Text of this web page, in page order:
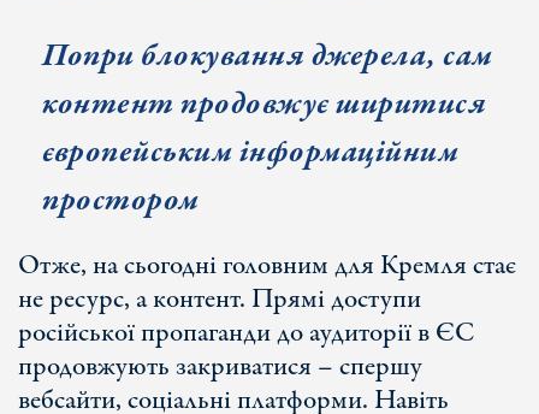
Попри блокування джерела, сам
контент продовжує ширитися
європейським інформаційним
простором
Отже, на сьогодні головним для Кремля стає
не ресурс, а контент. Прямі доступи
російської пропаганди до аудиторії в ЄС
продовжують закриватися – спершу
вебсайти, соціальні платформи. Навіть